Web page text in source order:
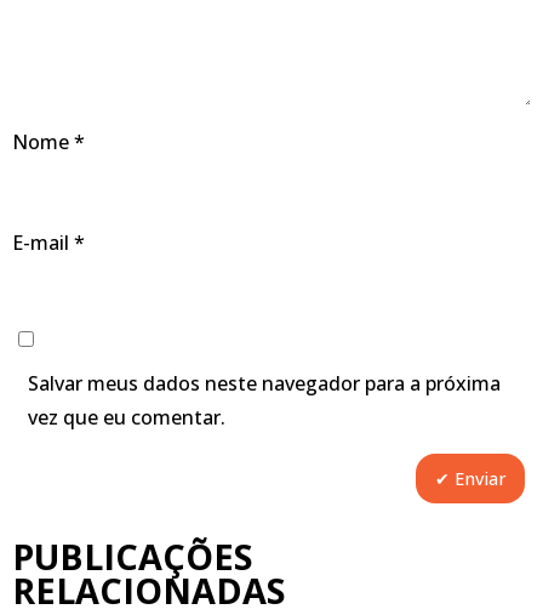
Nome*
E-mail *
Salvar meus dados neste navegador para a próxima
vez que eu comentar.
PUBLICAÇÕES
RELACIONADAS